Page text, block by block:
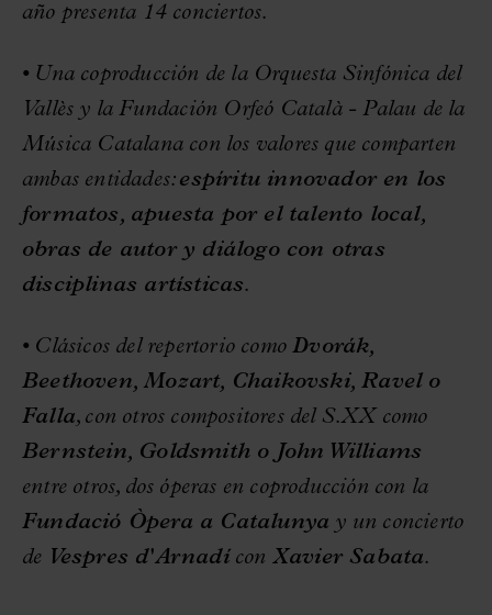
año presenta 14 conciertos.
• Una coproducción de la Orquesta Sinfónica del
Vallès y la Fundación Orfeó Català - Palau de la
Música Catalana con los valores que comparten
ambas entidades: espíritu innovador en los
formatos, apuesta por el talento local,
obras de autor y diálogo con otras
disciplinas artísticas.
• Clásicos del repertorio comoDvorák,
Beethoven, Mozart, Chaikovski, Ravel o
Falla, con otros compositores del S.XX como
Bernstein, Goldsmith o John Williams
entre otros, dos óperas en coproducción con la
Fundació Òpera a Catalunya y un concierto
de Vespres d'Arnadícon Xavier Sabata.